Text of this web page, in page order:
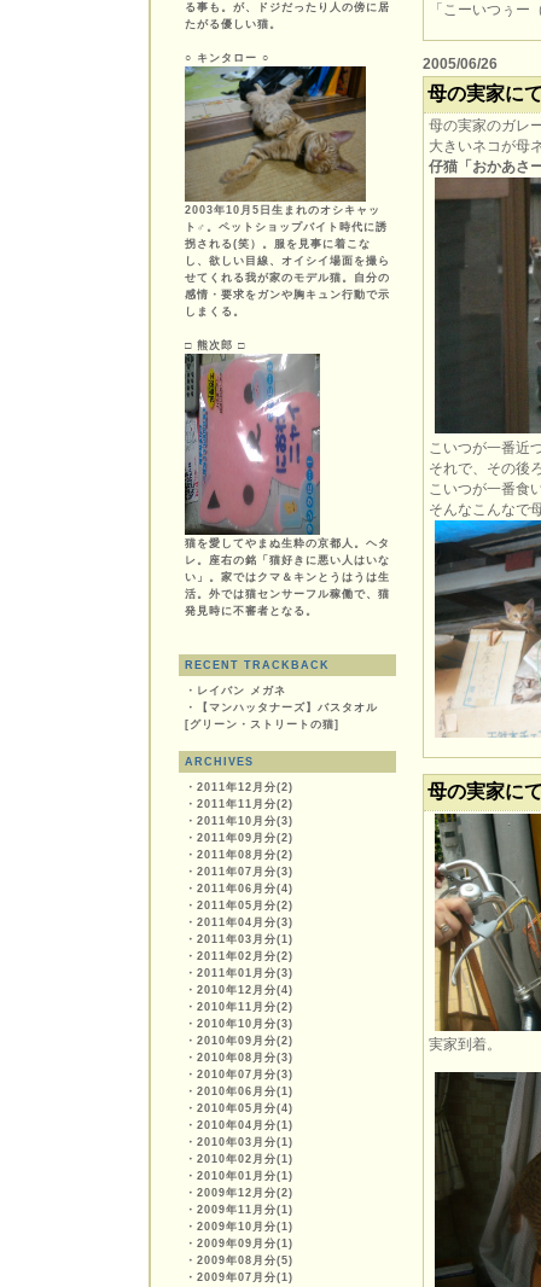
る事も。が、ドジだったり人の傍に居
たがる優しい猫。
○ キンタロー ○
2003年10月5日生まれのオシキャッ
ト♂。ペットショップバイト時代に誘
拐される(笑）。服を見事に着こな
し、欲しい目線、オイシイ場面を撮ら
せてくれる我が家のモデル猫。自分の
感情・要求をガンや胸キュン行動で示
しまくる。
□ 熊次郎 □
猫を愛してやまぬ生粋の京都人。ヘタ
レ。座右の銘「猫好きに悪い人はいな
い」。家ではクマ＆キンとうはうは生
活。外では猫センサーフル稼働で、猫
発見時に不審者となる。
RECENT TRACKBACK
・ レイバン メガネ
・
【マンハッタナーズ】バスタオル
[グリーン・ストリートの猫]
ARCHIVES
・ 2011年12月分(2)
・ 2011年11月分(2)
・ 2011年10月分(3)
・ 2011年09月分(2)
・ 2011年08月分(2)
・ 2011年07月分(3)
・ 2011年06月分(4)
・ 2011年05月分(2)
・ 2011年04月分(3)
・ 2011年03月分(1)
・ 2011年02月分(2)
・ 2011年01月分(3)
・ 2010年12月分(4)
・ 2010年11月分(2)
・ 2010年10月分(3)
・ 2010年09月分(2)
・ 2010年08月分(3)
・ 2010年07月分(3)
・ 2010年06月分(1)
・ 2010年05月分(4)
・ 2010年04月分(1)
・ 2010年03月分(1)
・ 2010年02月分(1)
・ 2010年01月分(1)
・ 2009年12月分(2)
・ 2009年11月分(1)
・ 2009年10月分(1)
・ 2009年09月分(1)
・ 2009年08月分(5)
・ 2009年07月分(1)
「こーいつぅ
2005/06/26
母の実家に
母の実家のガレ
大きいネコが母
仔猫「おかあさ
こいつが一番近
それで、その後
こいつが一番食
そんなこんなで
母の実家に
実家到着。